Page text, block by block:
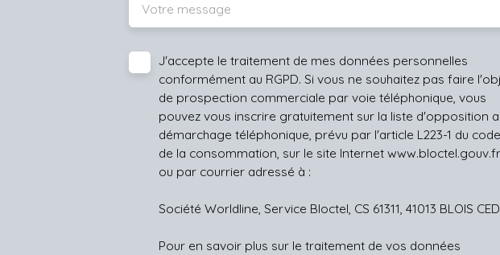
Votre message
J'accepte le traitement de mes données personnelles
conformément au RGPD. Si vous ne souhaitez pas faire
de prospection commerciale par voie téléphonique, vous
pouvez vous inscrire gratuitement sur la liste d'opposition
démarchage téléphonique, prévu par l'article L223-1 du code
de la consommation, sur le site Internet www.bloctel.gouv.fr
ou par courrier adressé à :
Société Worldline, Service Bloctel, CS 61311, 41013 BLOIS
Pour en savoir plus sur le traitement de vos données